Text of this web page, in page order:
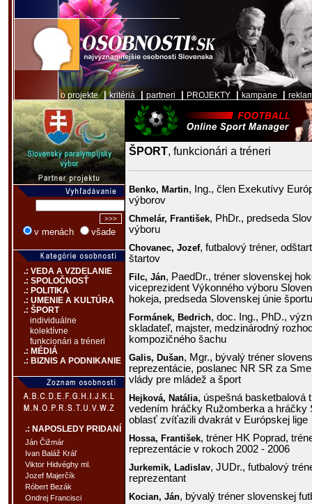
o projekte|kritériá partneri PROJEKTY kampane
v menách všade
.: VEDA A VZDELANIE
.: SPOLOČNOSŤ
.: POLITIKA
.: UMENIE A KULTÚRA
.: ŠPORT
individuálne
kolektívne
funkcionári a tréneri
.: MÉDIÁ
.: BIZNIS A PODNIKANIE
.: NAPOSLEDY PRIDANÍ
Ján Čižmár
Ivan Baláž Kráľ
Viktor Hidvéghy ml.
Jozef Majerčík
Róbert Bezák
Ondrej Francisci
ŠPORT, funkcionári a tréneri
Benko, Martin, Ing., člen Exekutívy
výborov
Chmelár, František, PhDr., predseda
výboru
Chovanec, Jozef, futbalový tréner,
štartov
Filc, Ján, PaedDr., tréner slovenskej
viceprezident Výkonného výboru
hokeja, predseda Slovenskej únie športu
Formánek, Bedrich, doc. Ing., PhD.,
skladateľ, majster, medzinárodný
kompozičného šachu
Galis, Dušan, Mgr., bývalý tréner
reprezentácie, poslanec NR SR za
vlády pre mládež a šport
Hejková, Natália, úspešná basketbalová
vedením hráčky Ružomberka a hráčky
oblasť zvíťazili dvakrát v Európskej lige
Hossa, František, tréner HK Poprad,
reprezentácie v rokoch 2002 - 2006
Jurkemik, Ladislav, JUDr., futbalový
reprezentant
Kocian, Ján, bývalý tréner slovenskej